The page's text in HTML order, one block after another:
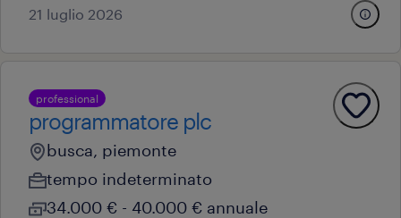
21 luglio 2026
professional
programmatore plc
busca, piemonte
tempo indeterminato
34.000 € - 40.000 € annuale